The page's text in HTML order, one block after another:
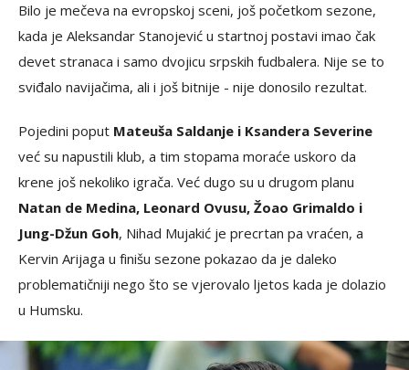
Bilo je mečeva na evropskoj sceni, još početkom sezone,
kada je Aleksandar Stanojević u startnoj postavi imao čak
devet stranaca i samo dvojicu srpskih fudbalera. Nije se to
sviđalo navijačima, ali i još bitnije - nije donosilo rezultat.
Pojedini poput Mateuša Saldanje i Ksandera Severine
već su napustili klub, a tim stopama moraće uskoro da
krene još nekoliko igrača. Već dugo su u drugom planu
Natan de Medina, Leonard Ovusu, Žoao Grimaldo i
Jung-Džun Goh, Nihad Mujakić je precrtan pa vraćen, a
Kervin Arijaga u finišu sezone pokazao da je daleko
problematičniji nego što se vjerovalo ljetos kada je dolazio
u Humsku.